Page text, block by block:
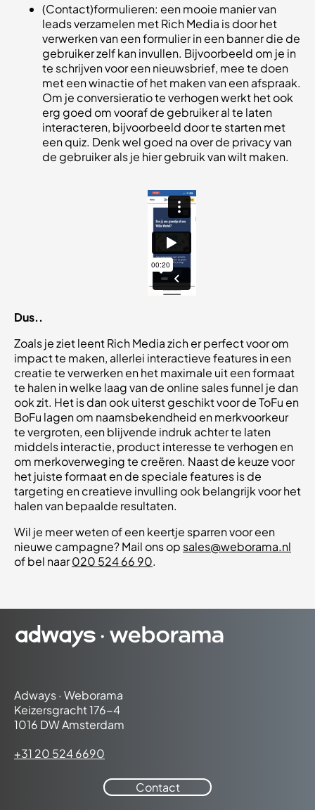
(Contact)formulieren: een mooie manier van
leads verzamelen met Rich Media is door het
verwerken van een formulier in een banner die de
gebruiker zelf kan invullen. Bijvoorbeeld om je in
te schrijven voor een nieuwsbrief, mee te doen
met een winactie of het maken van een afspraak.
Om je conversieratio te verhogen werkt het ook
erg goed om vooraf de gebruiker al te laten
interacteren, bijvoorbeeld door te starten met
een quiz. Denk wel goed na over de privacy van
de gebruiker als je hier gebruik van wilt maken.
Dus..
Zoals je ziet leent Rich Media zich er perfect voor om
impact te maken, allerlei interactieve features in een
creatie te verwerken en het maximale uit een formaat
te halen in welke laag van de online sales funnel je dan
ook zit. Het is dan ook uiterst geschikt voor de ToFu en
BoFu lagen om naamsbekendheid en merkvoorkeur
te vergroten, een blijvende indruk achter te laten
middels interactie, product interesse te verhogen en
om merkoverweging te creëren. Naast de keuze voor
het juiste formaat en de speciale features is de
targeting en creatieve invulling ook belangrijk voor het
halen van bepaalde resultaten.
Wil je meer weten of een keertje sparren voor een
nieuwe campagne? Mail ons op sales@weborama.nl
of bel naar020 524 66 90.
Adways · Weborama
Keizersgracht 176-4
1016 DW Amsterdam
+31 20 524 6690
Contact